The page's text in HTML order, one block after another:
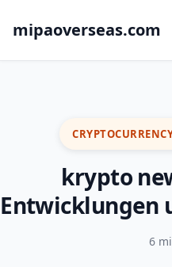
mipaoverseas.com
krypto
Entwicklungen
6